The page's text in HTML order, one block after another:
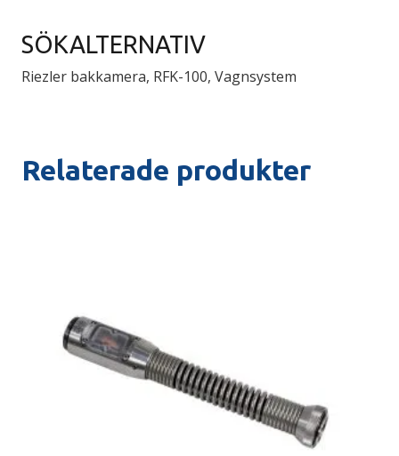
SÖKALTERNATIV
Riezler bakkamera, RFK-100, Vagnsystem
Relaterade produkter